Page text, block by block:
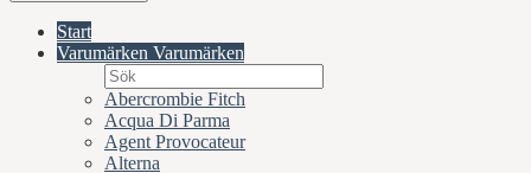
Start
Varumärken Varumärken
Abercrombie Fitch
Acqua Di Parma
Agent Provocateur
Alterna